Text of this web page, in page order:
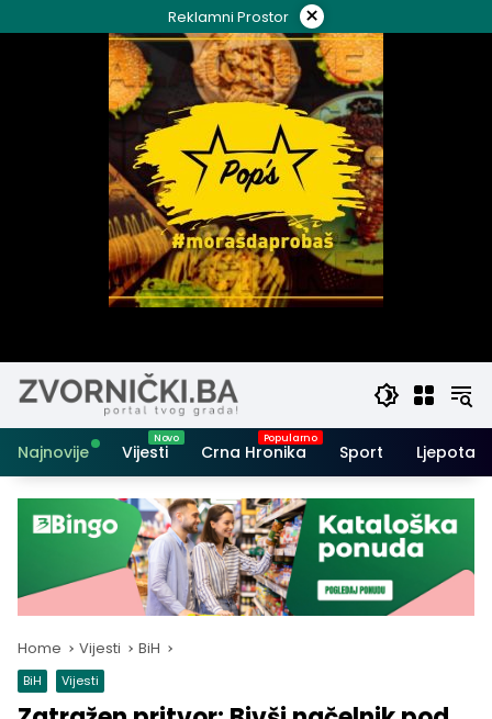
to
Reklamni Prostor ×
Najnovije Vijesti Crna Hronika Sport Ljepota i
Home Vijesti BiH
BiH Vijesti